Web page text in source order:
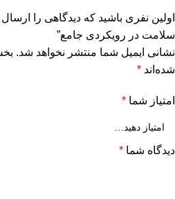
اولین نفری باشید که دیدگاهی را
سلامت در رویکردی جامع”
نشانی ایمیل شما منتشر نخواهد شد.
شده‌اند *
امتیاز شما *
دیدگاه شما *